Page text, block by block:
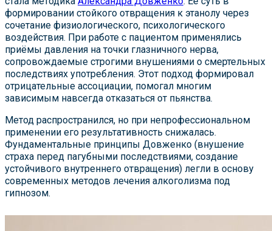
формировании стойкого отвращения к этанолу через
сочетание физиологического, психологического
воздействия. При работе с пациентом применялись
приёмы давления на точки глазничного нерва,
сопровождаемые строгими внушениями о смертельных
последствиях употребления. Этот подход формировал
отрицательные ассоциации, помогал многим
зависимым навсегда отказаться от пьянства.
Метод распространился, но при непрофессиональном
применении его результативность снижалась.
Фундаментальные принципы Довженко (внушение
страха перед пагубными последствиями, создание
устойчивого внутреннего отвращения) легли в основу
современных методов лечения алкоголизма под
гипнозом.